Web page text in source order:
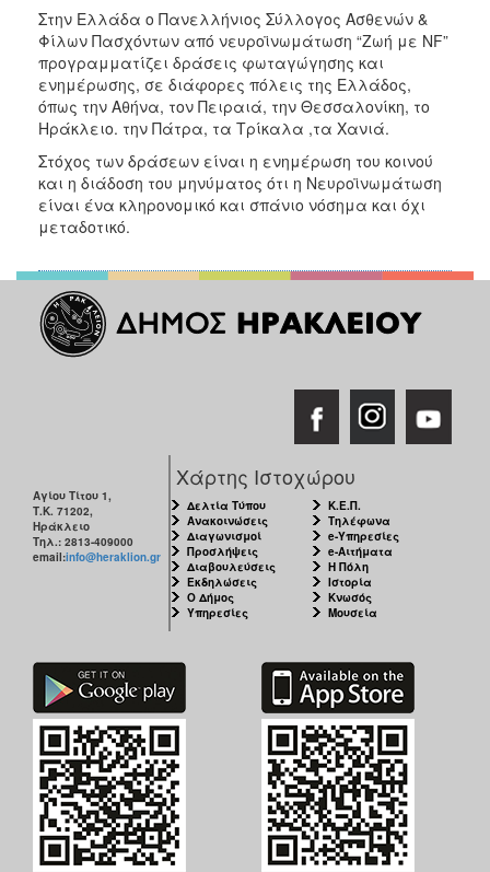
2010
2006
ΤΟΠΟΣ
ΠΟΛΙΤΙΣΜΟΣ
ΑΝΘΕΚΤΙΚΗ
ΠΟΛΗ
Στην Ελλάδα ο Πανελλήνιος Σύλλογος Ασθενών &
Φίλων Πασχόντων από νευροϊνωμάτωση “Ζωή με NF”
προγραμματίζει δράσεις φωταγώγησης και
ενημέρωσης, σε διάφορες πόλεις της Ελλάδος,
όπως την Αθήνα, τον Πειραιά, την Θεσσαλονίκη, το
Ηράκλειο. την Πάτρα, τα Τρίκαλα ,τα Χανιά.
Στόχος των δράσεων είναι η ενημέρωση του κοινού
και η διάδοση του μηνύματος ότι η Νευροϊνωμάτωση
είναι ένα κληρονομικό και σπάνιο νόσημα και όχι
μεταδοτικό.
Αγίου Τίτου 1,
Τ.Κ. 71202,
Ηράκλειο
Τηλ.: 2813-409000
email:info@heraklion.gr
Χάρτης Ιστοχώρου
Δελτία Τύπου
Ανακοινώσεις
Διαγωνισμοί
Προσλήψεις
Διαβουλεύσεις
Εκδηλώσεις
Ο Δήμος
Υπηρεσίες
Κ.Ε.Π.
Τηλέφωνα
e-Υπηρεσίες
e-Αιτήματα
Η Πόλη
Ιστορία
Κνωσός
Μουσεία